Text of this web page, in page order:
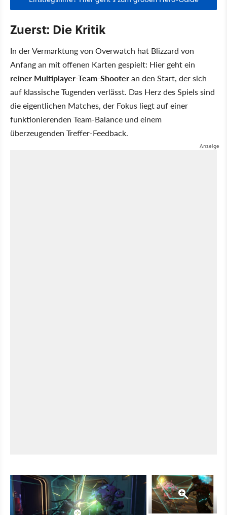
Zuerst: Die Kritik
In der Vermarktung von Overwatch hat Blizzard von
Anfang an mit offenen Karten gespielt: Hier geht ein
reiner Multiplayer-Team-Shooteran den Start, der sich
auf klassische Tugenden verlässt. Das Herz des Spiels sind
die eigentlichen Matches, der Fokus liegt auf einer
funktionierenden Team-Balance und einem
überzeugenden Treffer-Feedback.